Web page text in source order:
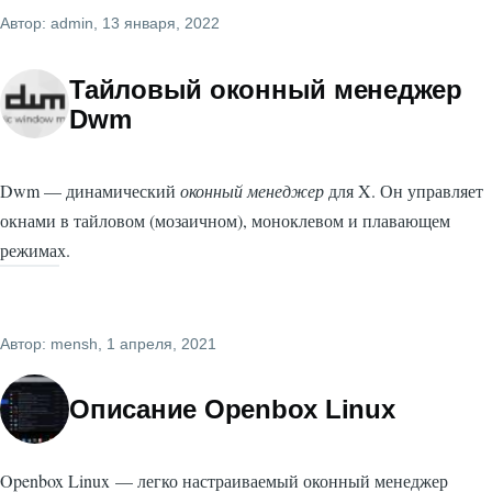
Автор: admin , 13 января, 2022
Тайловый оконный менеджер
Dwm
Dwm — динамический оконный менеджер для X. Он управляет
окнами в тайловом (мозаичном), моноклевом и плавающем
режимах.
Автор: mensh , 1 апреля, 2021
Описание Openbox Linux
Openbox Linux — легко настраиваемый оконный менеджер